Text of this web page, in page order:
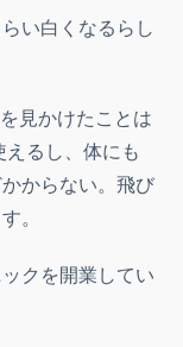
い白くなるらし
見かけたことは
るし、体にも
からない。飛び
。
クを開業してい